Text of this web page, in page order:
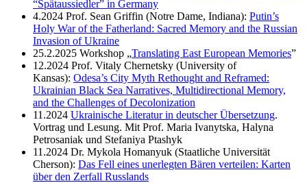
“Spätaussiedler” in Germany
4.2024 Prof. Sean Griffin (Notre Dame, Indiana): Putin’s
Holy War of the Fatherland: Sacred Memory and the Russian
Invasion of Ukraine
25.2.2025 Workshop „Translating East European Memories”
12.2024 Prof. Vitaly Chernetsky (University of
Kansas): Odesa’s City Myth Rethought and Reframed:
Ukrainian Black Sea Narratives, Multidirectional Memory,
and the Challenges of Decolonization
11.2024 Ukrainische Literatur in deutscher Übersetzung.
Vortrag und Lesung. Mit Prof. Maria Ivanytska, Halyna
Petrosaniak und Stefaniya Ptashyk
11.2024 Dr. Mykola Homanyuk (Staatliche Universität
Cherson): Das Fell eines unerlegten Bären verteilen: Karten
über den Zerfall Russlands